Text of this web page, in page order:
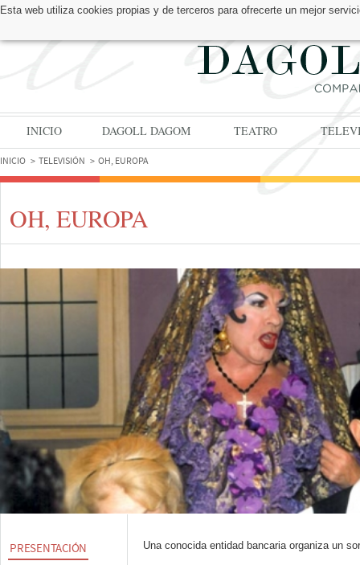
Esta web utiliza cookies propias y de terceros para ofrecerte un mejor
ENCUÉNTRANOS EN:
INICIO DAGOLL DAGOM TEATRO
INICIO TELEVISIÓN OH, EUROPA
OH, EUROPA
PRESENTACIÓN
Una conocida entidad bancaria organiza un